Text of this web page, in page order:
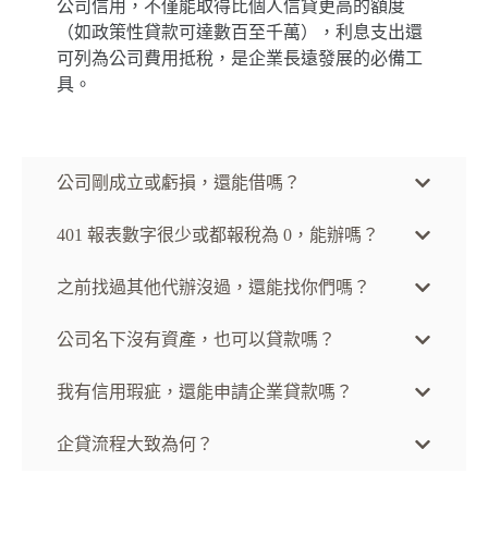
公司信用，不僅能取得比個人信貸更高的額度
（如政策性貸款可達數百至千萬），利息支出還
可列為公司費用抵稅，是企業長遠發展的必備工
具。
公司剛成立或虧損，還能借嗎？
401 報表數字很少或都報稅為 0，能辦嗎？
之前找過其他代辦沒過，還能找你們嗎？
公司名下沒有資產，也可以貸款嗎？
我有信用瑕疵，還能申請企業貸款嗎？
企貸流程大致為何？